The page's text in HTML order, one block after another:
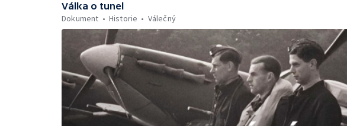
Válka o tunel
Dokument
Historie Válečný